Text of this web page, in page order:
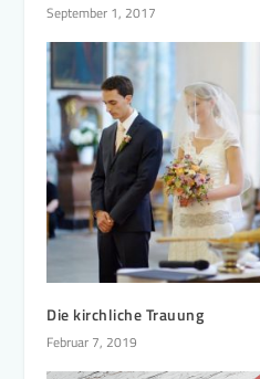
September 1, 2017
Die kirchliche Trauung
Februar 7, 2019